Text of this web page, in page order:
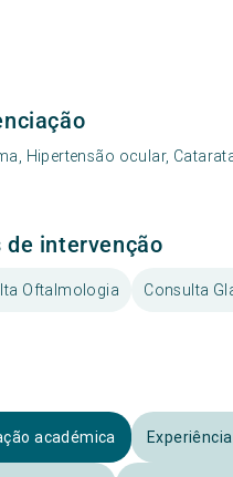
Hipertensão ocular,
de intervenção
Oftalmologia Consulta
académica